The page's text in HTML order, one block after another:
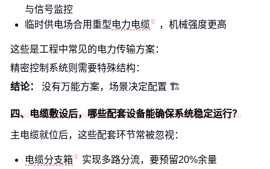
与信号监控
临时供电场合用重型电力电缆 ，机械强度更高
这些是工程中常见的电力传输方案：
精密控制系统则需要特殊结构：
结论：
没有万能方案，场景决定配置 🏗️
四、电缆敷设后，哪些配套设备能确保系统稳定运行？
主电缆就位后，这些配套环节常被忽视：
电缆分支箱
实现多路分流，要预留20%余量